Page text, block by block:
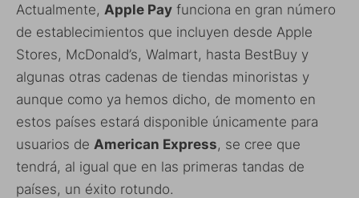
Actualmente, Apple Pay funciona en gran número
de establecimientos que incluyen desde Apple
Stores, McDonald’s, Walmart, hasta BestBuy y
algunas otras cadenas de tiendas minoristas y
aunque como ya hemos dicho, de momento en
estos países estará disponible únicamente para
usuarios de American Express, se cree que
tendrá, al igual que en las primeras tandas de
países, un éxito rotundo.